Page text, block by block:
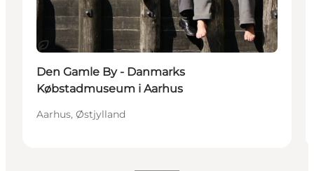
Bæredygtige oplevelser
Den Gamle By - Danmarks
Købstadmuseum i Aarhus
Aarhus, Østjylland